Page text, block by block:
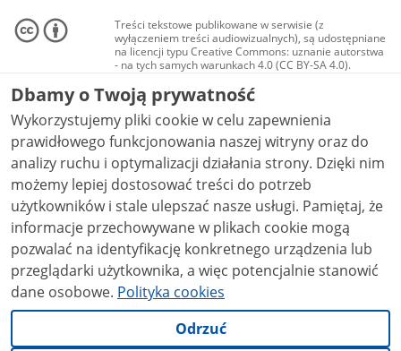
Treści tekstowe publikowane w serwisie (z
wyłączeniem treści audiowizualnych), są udostępniane
na licencji typu Creative Commons: uznanie autorstwa
- na tych samych warunkach 4.0 (CC BY-SA 4.0).
Materiały audiowizualne, w tym zdjęcia, materiały
audio i wideo, są udostępniane na licencji typu
Creative Commons: uznanie autorstwa użycie
niekomercyjne - bez utworów zależnych 4.0 (CC BY-
NC-ND 4.0), o ile nie jest to stwierdzone inaczej.
Dbamy o Twoją prywatność
Wykorzystujemy pliki cookie w celu zapewnienia
prawidłowego funkcjonowania naszej witryny oraz do
analizy ruchu i optymalizacji działania strony. Dzięki nim
możemy lepiej dostosować treści do potrzeb
użytkowników i stale ulepszać nasze usługi. Pamiętaj, że
informacje przechowywane w plikach cookie mogą
pozwalać na identyfikację konkretnego urządzenia lub
przeglądarki użytkownika, a więc potencjalnie stanowić
dane osobowe. Polityka cookies
Odrzuć